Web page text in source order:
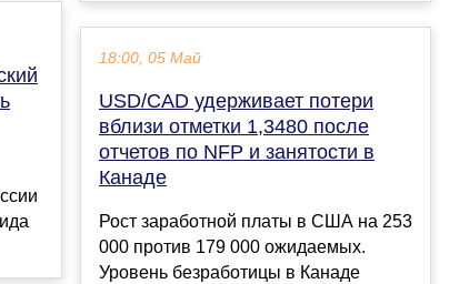
18:00, 05 Май
USD/CAD удерживает потери
вблизи отметки 1,3480 после
отчетов по NFP и занятости в
Канаде
Рост заработной платы в США на 253
000 против 179 000 ожидаемых.
Уровень безработицы в Канаде